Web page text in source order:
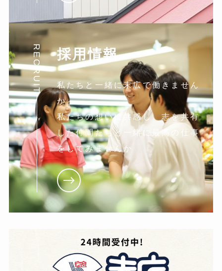
RECRUIT 採用情報
私たちと一緒に末広で働きません
か。
私たちの想いに共感し。志を共有
した仲間たちと一緒に最高の仕事
をしてみませんか